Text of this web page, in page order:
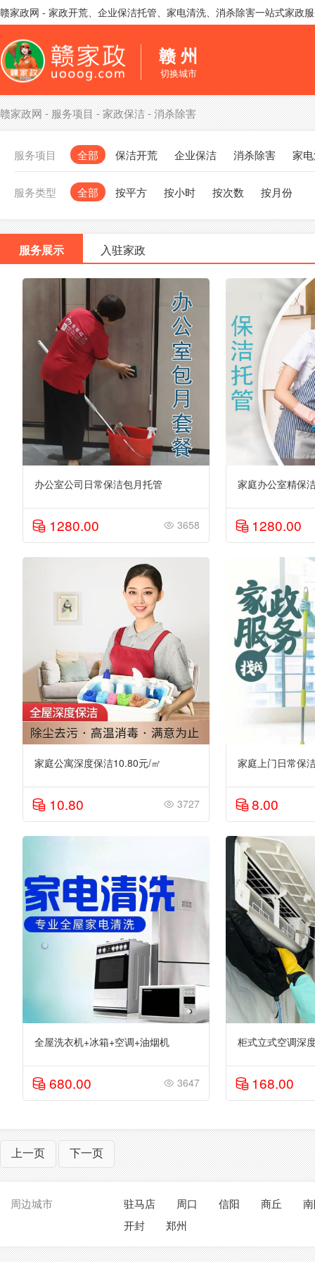
赣家政网 - 家政开荒、企业保洁托管、家电清洗、消杀除害一站式家政
赣 州
切换城市
赣家政网-服务项目-家政保洁-消杀除害
服务项目 全部 保洁开荒 企业保洁 消杀除害 家
服务类型 全部 按平方 按小时 按次数 按月份
服务展示 入驻家政
办公室公司日常保洁包月托管
1280.00 3658
家庭办公室精保
1280.00
家庭公寓深度保洁10.80元/㎡
10.80 3727
家庭上门日常保
8.00
全屋洗衣机+冰箱+空调+油烟机
680.00 3647
柜式立式空调深
168.00
上一页 下一页
周边城市 驻马店 周口 信阳 商丘
开封
郑州